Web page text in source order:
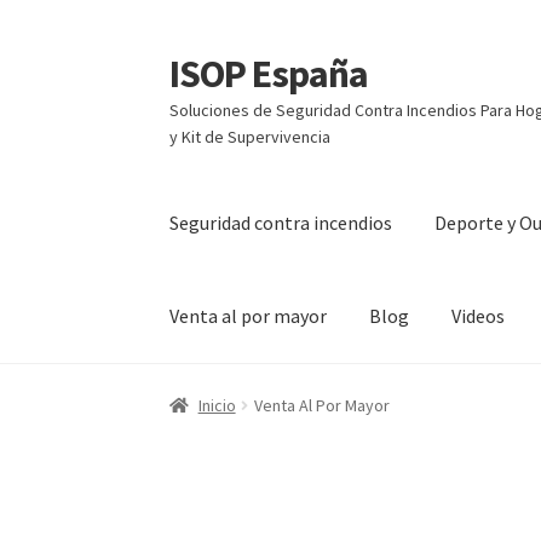
Ir
a
la
navegación
Ir
al
contenido
ISOP España
Soluciones de Seguridad Contra Incendios Para
y Kit de Supervivencia
Seguridad contra incendios Deporte y
Venta al por mayor Blog Videos
Inicio Venta Al Por Mayor